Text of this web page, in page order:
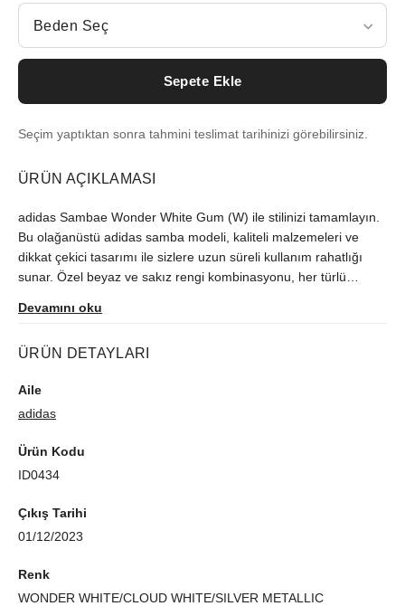
Beden Seç
Beden Seç
Sepete Ekle
Seçim yaptıktan sonra tahmini teslimat tarihinizi görebilirsiniz.
ÜRÜN AÇIKLAMASI
adidas Sambae Wonder White Gum (W) ile stilinizi tamamlayın.
Bu olağanüstü adidas samba modeli, kaliteli malzemeleri ve
dikkat çekici tasarımı ile sizlere uzun süreli kullanım rahatlığı
sunar. Özel beyaz ve sakız rengi kombinasyonu, her türlü
rahat tutan bu benzersiz ürün, adidas sevginizi her yerde
Devamını oku
ÜRÜN DETAYLARI
Aile
adidas
Ürün Kodu
ID0434
Çıkış Tarihi
01/12/2023
Renk
WONDER WHITE/CLOUD WHITE/SILVER METALLIC